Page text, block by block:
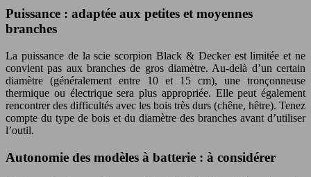
Puissance : adaptée aux petites et moyennes
branches
La puissance de la scie scorpion Black & Decker est limitée et ne
convient pas aux branches de gros diamètre. Au-delà d’un certain
diamètre (généralement entre 10 et 15 cm), une tronçonneuse
thermique ou électrique sera plus appropriée. Elle peut également
rencontrer des difficultés avec les bois très durs (chêne, hêtre). Tenez
compte du type de bois et du diamètre des branches avant d’utiliser
l’outil.
Autonomie des modèles à batterie : à considérer